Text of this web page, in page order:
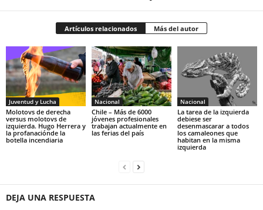
Artículos relacionados Más del autor
Juventud y Lucha
Molotovs de derecha
versus molotovs de
izquierda. Hugo Herrera y
la profanaciónde la
botella incendiaria
Nacional
Chile – Más de 6000
jóvenes profesionales
trabajan actualmente en
las ferias del país
Nacional
La tarea de la izquierda
debiese ser
desenmascarar a todos
los camaleones que
habitan en la misma
izquierda
DEJA UNA RESPUESTA